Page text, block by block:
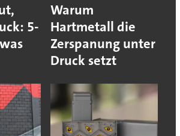
5-
Warum
Hartmetall die
Zerspanung unter
Druck setzt